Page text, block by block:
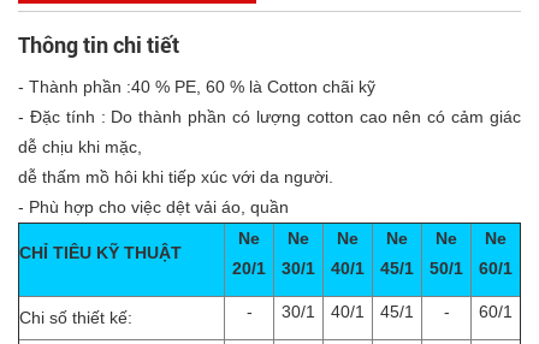
Thông tin chi tiết
- Thành phần :40 % PE, 60 % là Cotton chãi kỹ
- Đặc tính : Do thành phần có lượng cotton cao nên có cảm giác
dễ chịu khi mặc,
dễ thấm mồ hôi khi tiếp xúc với da người.
- Phù hợp cho việc dệt vải áo, quần
CHỈ TIÊU KỸ THUẬT
Ne
20/1
Ne
30/1
Ne
40/1
Ne
45/1
Ne
50/1
Ne
60/1
Chi số thiết kế: - 30/1 40/1 45/1 - 60/1